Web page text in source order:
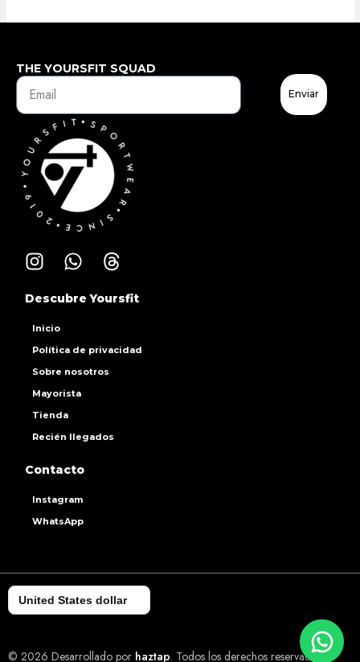
THE YOURSFIT SQUAD
Enviar
Inicio
Política de privacidad
Sobre nosotros
Mayorista
Tienda
Recién llegados
Descubre Yoursfit
Instagram
WhatsApp
Contacto
United States dollar
© 2026 Desarrollado por haztap. Todos los derechos reservados.